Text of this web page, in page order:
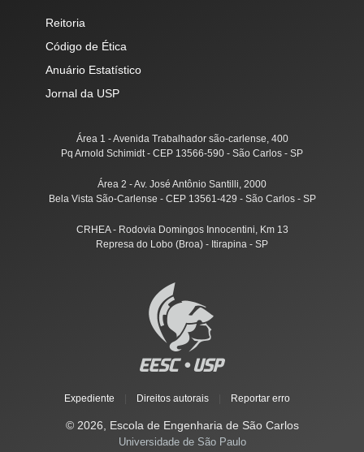
Reitoria
Código de Ética
Anuário Estatístico
Jornal da USP
Área 1 - Avenida Trabalhador são-carlense, 400
Pq Arnold Schimidt - CEP 13566-590 - São Carlos - SP
Área 2 - Av. José Antônio Santilli, 2000
Bela Vista São-Carlense - CEP 13561-429 - São Carlos - SP
CRHEA - Rodovia Domingos Innocentini, Km 13
Represa do Lobo (Broa) - Itirapina - SP
Expediente Direitos autorais Reportar erro
© 2026, Escola de Engenharia de São Carlos
Universidade de São Paulo